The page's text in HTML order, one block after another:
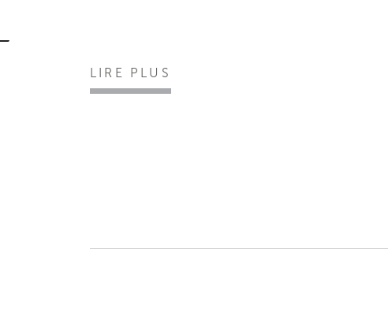
LIRE PLUS